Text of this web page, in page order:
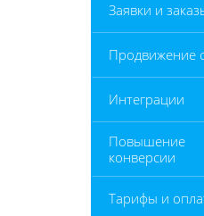
Заявки и
Продвижение
Интеграции
Повышение
конверсии
Тарифы и